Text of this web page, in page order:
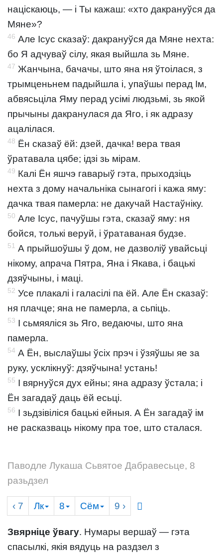
націскаюць, — і Ты кажаш: «хто дакрануўся да
Мяне»?
46 Але Ісус сказаў: дакрануўся да Мяне нехта:
бо Я адчуваў сілу, якая выйшла зь Мяне.
47 Жанчына, бачачы, што яна ня ўтоілася, з
трымценьнем падыйшла і, упаўшы перад Ім,
абвясьціла Яму перад усімі людзьмі, зь якой
прычыны дакранулася да Яго, і як адразу
ацалілася.
48 Ён сказаў ёй: дзей, дачка! вера твая
ўратавала цябе; ідзі зь мірам.
49 Калі Ён яшчэ гаварыў гэта, прыходзіць
нехта з дому начальніка сынагогі і кажа яму:
дачка твая памерла: не дакучай Настаўніку.
50 Але Ісус, пачуўшы гэта, сказаў яму: ня
бойся, толькі веруй, і ўратаваная будзе.
51 А прыйшоўшы ў дом, не дазволіў увайсьці
нікому, апрача Пятра, Яна і Якава, і бацькі
дзяўчыны, і маці.
52 Усе плакалі і галасілі па ёй. Але Ён сказаў:
ня плачце; яна не памерла, а сьпіць.
53 І сьмяяліся зь Яго, ведаючы, што яна
памерла.
54 А Ён, выслаўшы ўсіх прэч і ўзяўшы яе за
руку, усклікнуў: дзяўчына! устань!
55 І вярнуўся дух ейны; яна адразу ўстала; і
Ён загадаў даць ёй есьці.
56 І зьдзівіліся бацькі ейныя. А Ён загадаў ім
не расказваць нікому пра тое, што сталася.
Паводле Лукаша Сьвятое Дабравесьце, 8
разьдзел
‹ 7 Лк 8 Сём 9 ›
Звярніце ўвагу. Нумары вершаў — гэта
спасылкі, якія вядуць на раздзел з